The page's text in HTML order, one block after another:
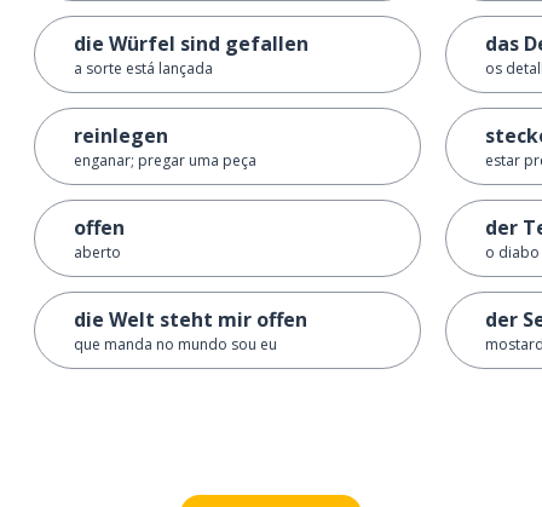
die Würfel sind gefallen
a sorte está lançada
reinlegen
enganar; pregar uma peça
offen
aberto
die Welt steht mir offen
que manda no mundo sou eu
das
os
estar
der
o diabo
der